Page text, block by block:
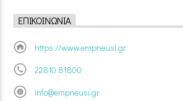
ΕΠΙΚΟΙΝΩΝΊΑ
https://www.empneusi.gr
22810 81800
info@empneusi.gr